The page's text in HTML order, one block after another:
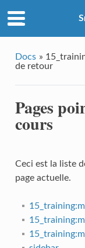
Docs »
de retour
Pages
cours
Ceci est la liste
page actuelle.